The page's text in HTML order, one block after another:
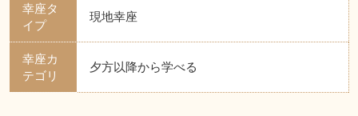
幸座タ
イプ
現地幸座
幸座カ
テゴリ
夕方以降から学べる